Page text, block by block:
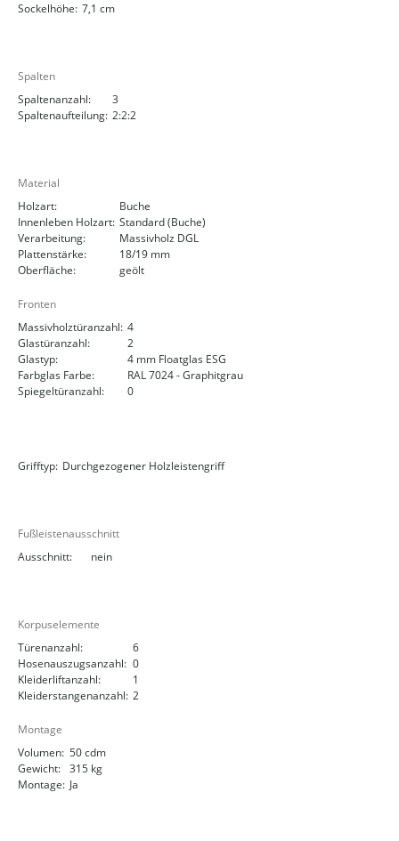
Sockelhöhe: 7,1 cm
Spalten
Spaltenanzahl:
3
Spaltenaufteilung: 2:2:2
Material
Holzart:
Buche
Innenleben Holzart: Standard (Buche)
Verarbeitung:
Massivholz DGL
Plattenstärke:
18/19 mm
Oberfläche:
geölt
Fronten
Massivholztüranzahl: 4
Glastüranzahl:
2
Glastyp:
4 mm Floatglas ESG
Farbglas Farbe:
RAL 7024 - Graphitgrau
Spiegeltüranzahl:
0
Grifftyp: Durchgezogener Holzleistengriff
Fußleistenausschnitt
Ausschnitt:
nein
Korpuselemente
Türenanzahl:
6
Hosenauszugsanzahl: 0
Kleiderliftanzahl:
1
Kleiderstangenanzahl: 2
Montage
Volumen: 50 cdm
Gewicht: 315 kg
Montage: Ja